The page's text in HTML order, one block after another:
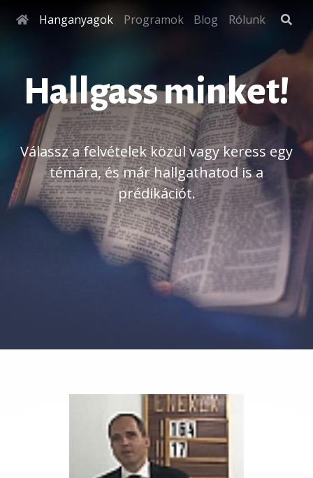
Hanganyagok Programok Blog Rólunk
Hallgass minket!
Válassz a felvételek közül vagy keress egy
témára, és már hallgathatod is a
prédikációt.